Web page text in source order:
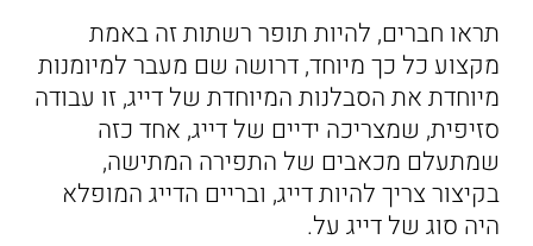
תראו חברים, להיות תופר רשתות זה באמת
מקצוע כל כך מיוחד, דרושה שם מעבר למיומנות
מיוחדת את הסבלנות המיוחדת של דייג, זו עבודה
סזיפית, שמצריכה ידיים של דייג, אחד כזה
שמתעלם מכאבים של התפירה המתישה,
בקיצור צריך להיות דייג, ובריים הדייג המופלא
היה סוג של דייג על.